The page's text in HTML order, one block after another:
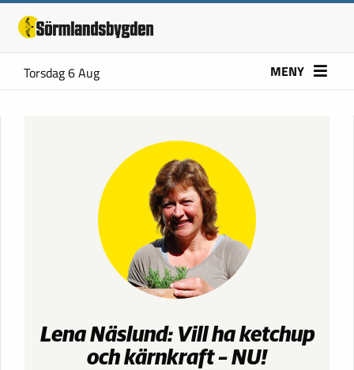
Torsdag 6 Aug MENY
Lena Näslund: Vill ha ketchup
och kärnkraft – NU!